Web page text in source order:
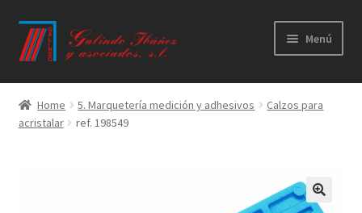
Ir
a
Ir
al
Menú
Principal
Productos
Home 5. Marquetería medición y adhesivos
Calzos para
acristalar
ref. 198549